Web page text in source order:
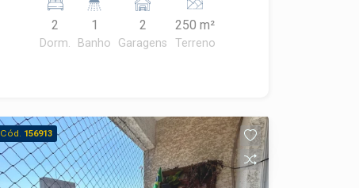
quintal.
2
Dorm.
1
Banho
2
Garagens
250 m²
Terreno
Cód. 156913